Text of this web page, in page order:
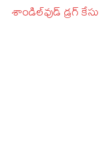
శాండిల్‌వుడ్‌ డ్రగ్‌